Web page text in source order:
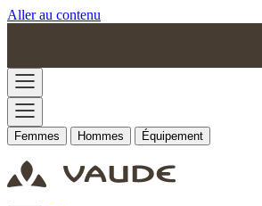
Aller au contenu
Femmes Hommes Équipement